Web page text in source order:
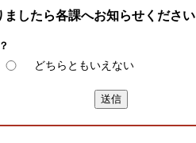
したら各課へお知らせください
どちらともいえない